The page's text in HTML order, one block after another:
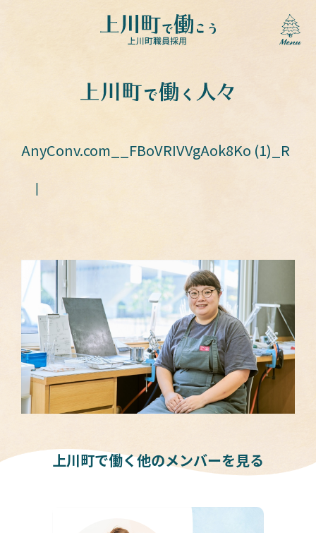
AnyConv.com__FBoVRIVVgAok8Ko (1)_R
|
上川町で働く他のメンバーを見る